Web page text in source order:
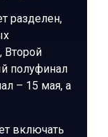
разделен,
Второй
полуфинал
– 15 мая, а
включать